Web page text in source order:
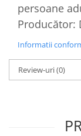
persoane
Producător:
Informatii
Review-uri(0)